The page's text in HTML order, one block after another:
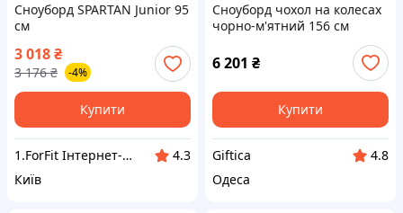
Сноуборд SPARTAN Junior 95
см
3 018₴
3 176 ₴ -4%
Купити
1.ForFit Інтернет-магазин спортивних товарів
4.3
Київ
Сноуборд чохол на колесах
чорно-м'ятний 156 см
6 201 ₴
Купити
Giftica
4.8
Одеса